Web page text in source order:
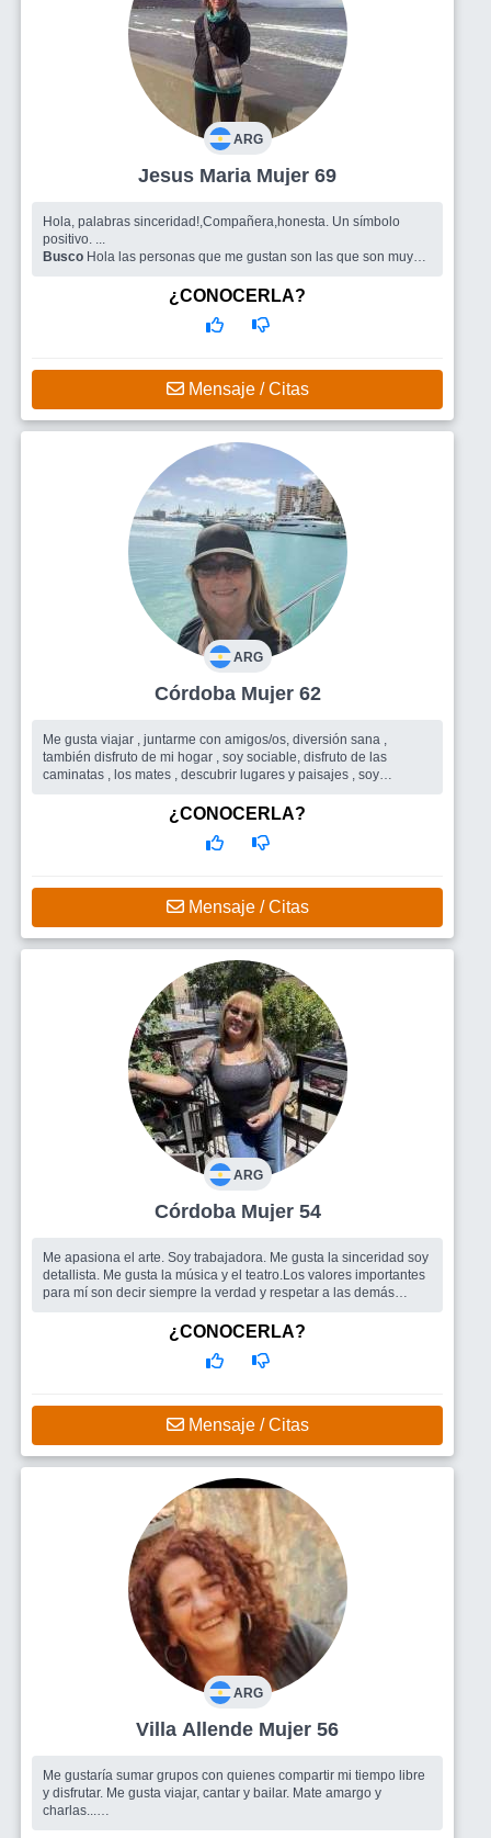
ARG
Jesus Maria Mujer 69
Hola, palabras sinceridad!,Compañera,honesta. Un símbolo
Busco Hola las personas que me gustan son las que son muy
¿CONOCERLA?
Mensaje / Citas
ARG
Córdoba Mujer 62
Me gusta viajar , juntarme con amigos/os, diversión sana ,
también disfruto de mi hogar , soy sociable, disfruto de las
caminatas , los mates , descubrir lugares y paisajes , soy
Amigos principalmente para disfrutar de este trayecto de
¿CONOCERLA?
Mensaje / Citas
ARG
Córdoba Mujer 54
Me apasiona el arte. Soy trabajadora. Me gusta la sinceridad soy
detallista. Me gusta la música y el teatro.Los valores importantes
para mí son decir siempre la verdad y respetar a las demás
Amigos para salir .una pareja estable.
¿CONOCERLA?
Mensaje / Citas
ARG
Villa Allende Mujer 56
Me gustaría sumar grupos con quienes compartir mi tiempo libre
y disfrutar. Me gusta viajar, cantar y bailar. Mate amargo y
charlas...